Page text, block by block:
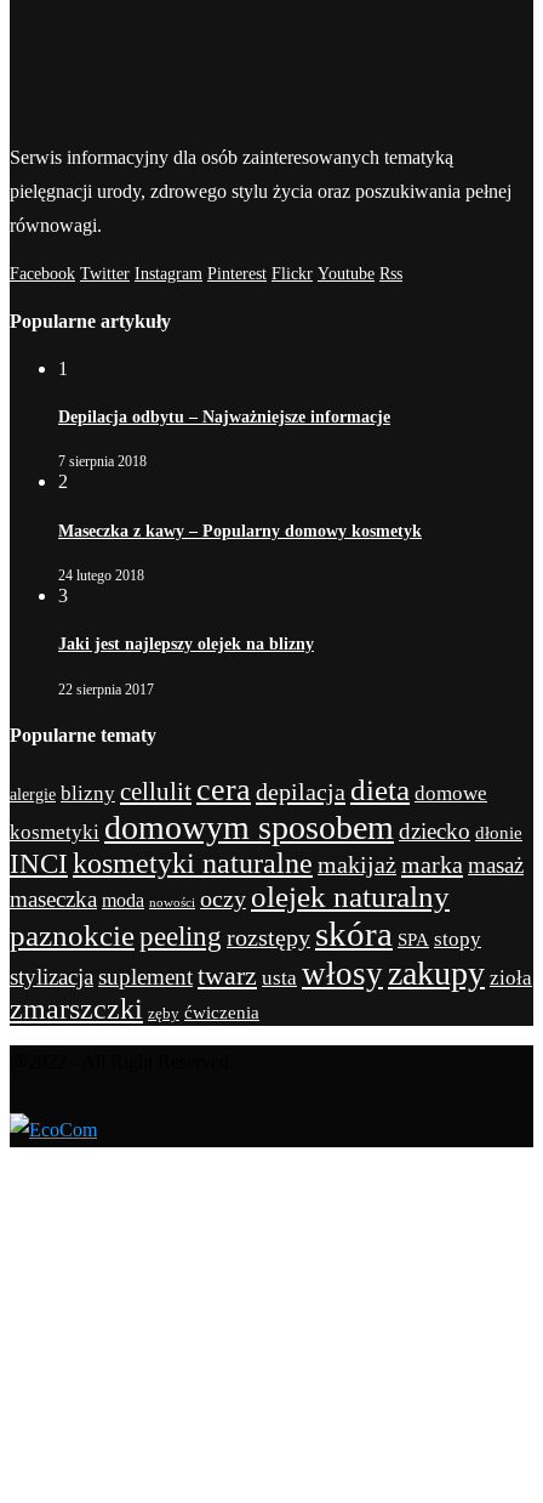
Serwis informacyjny dla osób zainteresowanych tematyką
pielęgnacji urody, zdrowego stylu życia oraz poszukiwania pełnej
równowagi.
Facebook Twitter Instagram Pinterest Flickr Youtube Rss
Popularne artykuły
1
Depilacja odbytu – Najważniejsze informacje
7 sierpnia 2018
2
Maseczka z kawy – Popularny domowy kosmetyk
24 lutego 2018
3
Jaki jest najlepszy olejek na blizny
22 sierpnia 2017
Popularne tematy
alergie blizny cellulit ceradepilacja dieta domowe
kosmetyki domowym sposobem dziecko dłonie
INCI kosmetyki naturalne makijażmarka masaż
maseczka moda nowości oczy olejek naturalny
paznokciepeeling rozstępy skóra SPA stopy
stylizacja suplementtwarz usta włosyzakupy zioła
zmarszczki zęby ćwiczenia